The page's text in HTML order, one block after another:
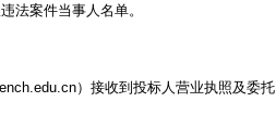
法案件当事人名单。
）接收到投标人营业执照及委托